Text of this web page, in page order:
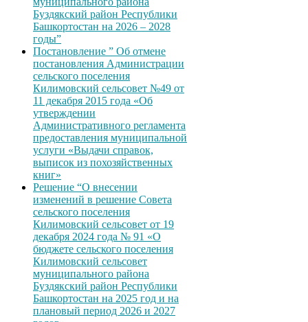
Буздякский район Республики
Башкортостан на 2026 – 2028
годы”
Постановление ” Об отмене
постановления Администрации
сельского поселения
Килимовский сельсовет №49 от
11 декабря 2015 года «Об
утверждении
Административного регламента
предоставления муниципальной
услуги «Выдачи справок,
выписок из похозяйственных
книг»
Решение “О внесении
изменений в решение Совета
сельского поселения
Килимовский сельсовет от 19
декабря 2024 года № 91 «О
бюджете сельского поселения
Килимовский сельсовет
муниципального района
Буздякский район Республики
Башкортостан на 2025 год и на
плановый период 2026 и 2027